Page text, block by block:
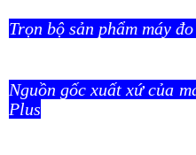
Trọn bộ sản phẩm máy
Nguồn gốc xuất xứ của
Plus